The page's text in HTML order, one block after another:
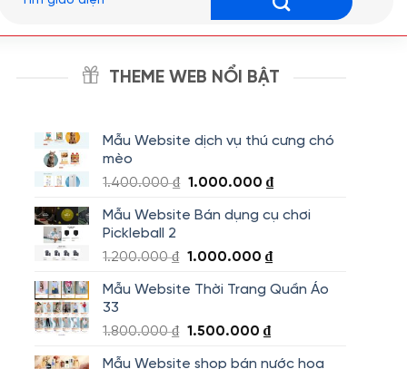
kiếm:
THEME WEB NỔI BẬT
Mẫu Website dịch vụ thú cưng chó
mèo
1.400.000₫ Giá
là:
1.000.000₫Giá
tại
1.000.000 ₫.
Mẫu Website Bán dụng cụ chơi
Pickleball 2
1.200.000₫ Giá
là:
1.000.000₫Giá
tại
Mẫu Website Thời Trang Quần Áo
33
1.800.000₫ Giá
1.500.000₫Giá
Mẫu Website shop bán nước hoa